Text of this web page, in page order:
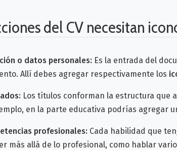
del CV necesitan
o datos personales: Es la entrada del
Allí debes agregar respectivamente los
Los títulos conforman la estructura que
en la parte educativa podrías
profesionales: Cada habilidad que
más allá de lo profesional, como hablar